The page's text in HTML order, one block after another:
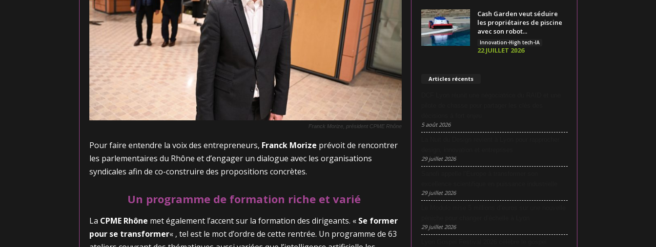
Franck Morize, président CPME Rhône
Pour faire entendre la voix des entrepreneurs, Franck Morize prévoit de rencontrer
les parlementaires du Rhône et d’engager un dialogue avec les organisations
syndicales afin de co-construire des propositions concrètes.
Un programme de formation riche et varié
La CPME Rhône met également l’accent sur la formation des dirigeants. « Se former
pour se transformer« , tel est le mot d’ordre de cette rentrée. Un programme de 63
Cash Garden veut séduire
les propriétaires de piscine
avec son robot...
Innovation-High tech-IA
22 JUILLET 2026
Articles récents
5 août 2026
29 juillet 2026
29 juillet 2026
29 juillet 2026